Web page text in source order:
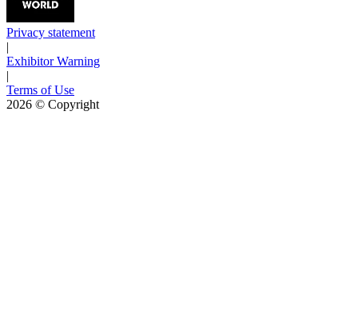
Privacy statement
|
Exhibitor Warning
|
Terms of Use
2026 © Copyright